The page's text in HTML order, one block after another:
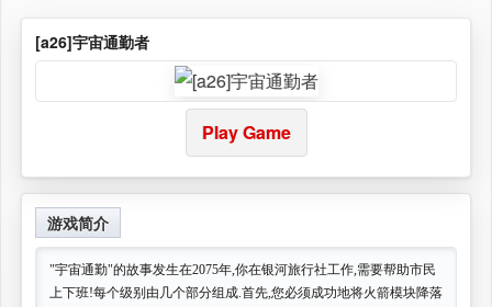
[a26]宇宙通勤者
Play Game
游戏简介
"宇宙通勤"的故事发生在2075年,你在银河旅行社工作,需要帮​​助市民
上下班!每个级别由几个部分组成.首先,您必须成功地将火箭模块降落